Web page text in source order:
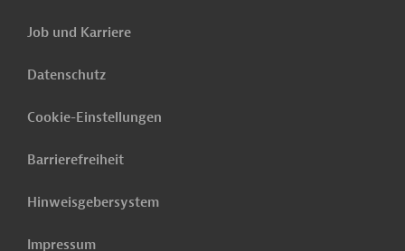
Job und Karriere
Datenschutz
Cookie-Einstellungen
Barrierefreiheit
Hinweisgebersystem
Impressum